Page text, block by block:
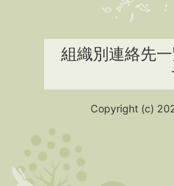
組織別連絡先
Copyright (c)